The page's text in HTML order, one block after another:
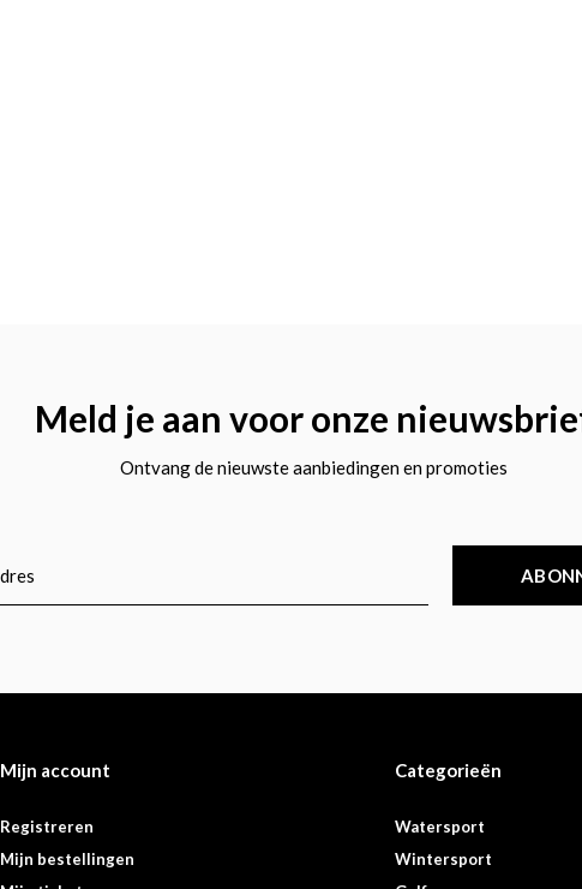
Meld je aan voor onze
Ontvang de nieuwste aanbiedingen en promoties
Mijn account
Registreren
Mijn bestellingen
Categorieën
Watersport
Wintersport